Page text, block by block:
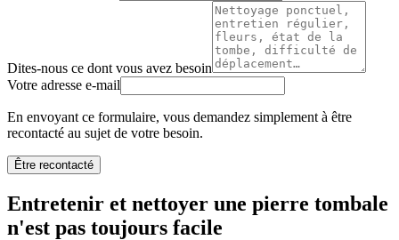
Dites-nous ce dont vous avez besoin
Votre adresse e-mail
En envoyant ce formulaire, vous demandez simplement à être
recontacté au sujet de votre besoin.
Être recontacté
Entretenir et nettoyer une pierre tombale
n'est pas toujours facile